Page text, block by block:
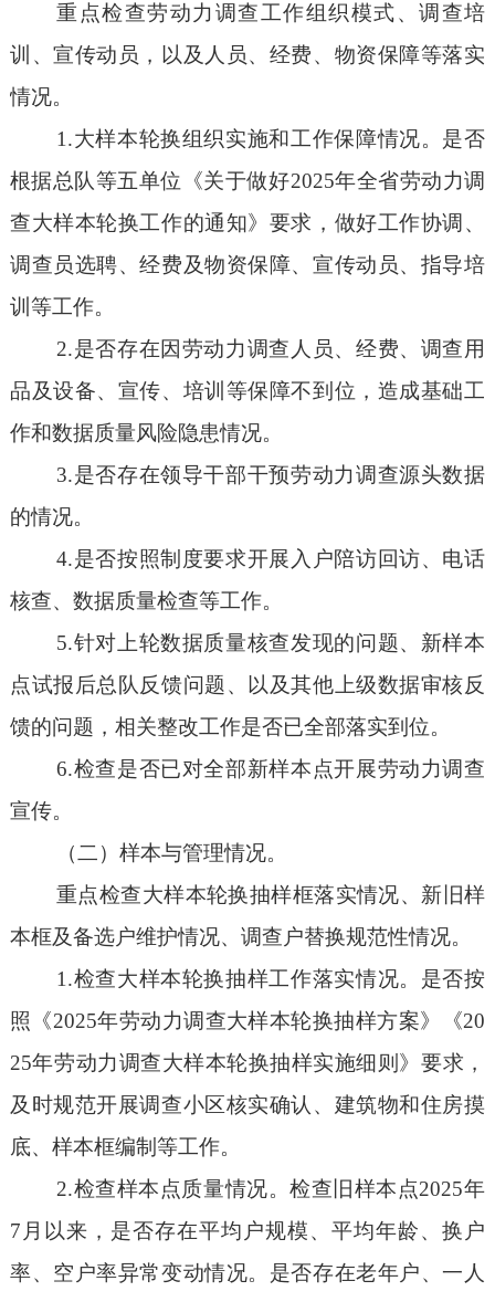
重点检查劳动力调查工作组织模式、调查培
训、宣传动员，以及人员、经费、物资保障等落实
情况。
1.大样本轮换组织实施和工作保障情况。是否
根据总队等五单位《关于做好2025年全省劳动力调
查大样本轮换工作的通知》要求，做好工作协调、
调查员选聘、经费及物资保障、宣传动员、指导培
训等工作。
2.是否存在因劳动力调查人员、经费、调查用
品及设备、宣传、培训等保障不到位，造成基础工
作和数据质量风险隐患情况。
3.是否存在领导干部干预劳动力调查源头数据
的情况。
4.是否按照制度要求开展入户陪访回访、电话
核查、数据质量检查等工作。
5.针对上轮数据质量核查发现的问题、新样本
点试报后总队反馈问题、以及其他上级数据审核反
馈的问题，相关整改工作是否已全部落实到位。
6.检查是否已对全部新样本点开展劳动力调查
宣传。
（二）样本与管理情况。
重点检查大样本轮换抽样框落实情况、新旧样
本框及备选户维护情况、调查户替换规范性情况。
1.检查大样本轮换抽样工作落实情况。是否按
照《2025年劳动力调查大样本轮换抽样方案》《20
25年劳动力调查大样本轮换抽样实施细则》要求，
及时规范开展调查小区核实确认、建筑物和住房摸
底、样本框编制等工作。
2.检查样本点质量情况。检查旧样本点2025年
7月以来，是否存在平均户规模、平均年龄、换户
率、空户率异常变动情况。是否存在老年户、一人